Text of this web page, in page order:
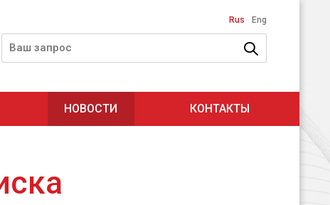
Rus Eng
НОВОСТИ КОНТАКТЫ